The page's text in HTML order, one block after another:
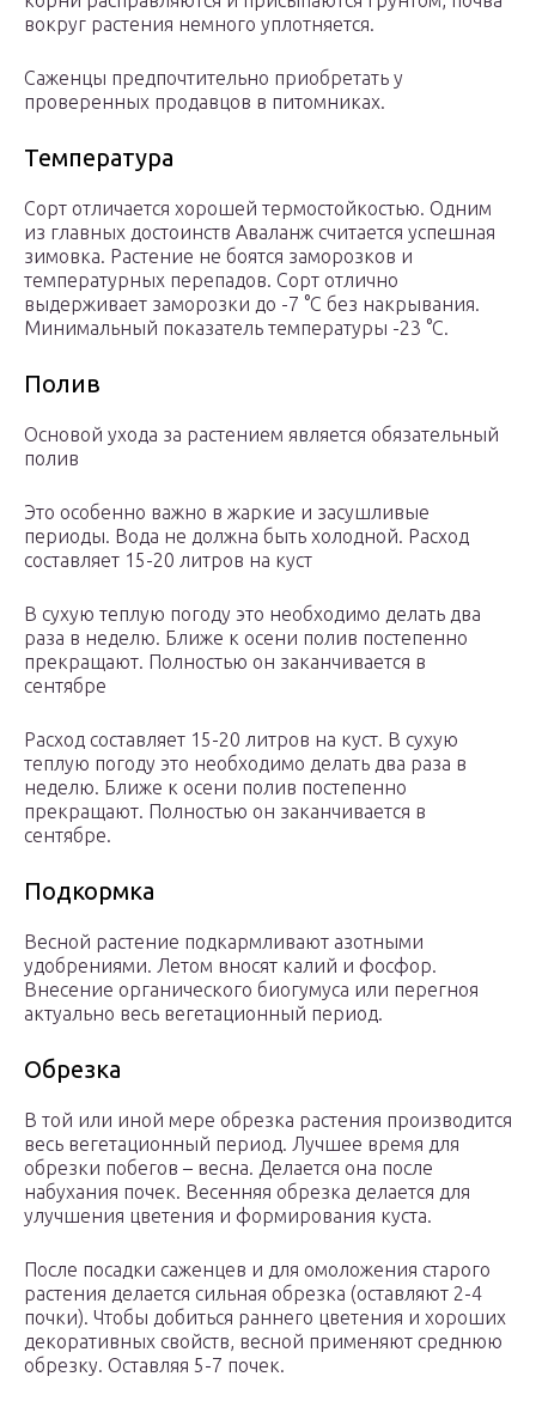
вокруг растения немного уплотняется.
Саженцы предпочтительно приобретать у
проверенных продавцов в питомниках.
Температура
Сорт отличается хорошей термостойкостью. Одним
из главных достоинств Аваланж считается успешная
зимовка. Растение не боятся заморозков и
температурных перепадов. Сорт отлично
выдерживает заморозки до -7 °C без накрывания.
Минимальный показатель температуры -23 °C.
Полив
Основой ухода за растением является обязательный
полив
Это особенно важно в жаркие и засушливые
периоды. Вода не должна быть холодной. Расход
составляет 15-20 литров на куст
В сухую теплую погоду это необходимо делать два
раза в неделю. Ближе к осени полив постепенно
прекращают. Полностью он заканчивается в
сентябре
Расход составляет 15-20 литров на куст. В сухую
теплую погоду это необходимо делать два раза в
неделю. Ближе к осени полив постепенно
прекращают. Полностью он заканчивается в
сентябре.
Подкормка
Весной растение подкармливают азотными
удобрениями. Летом вносят калий и фосфор.
Внесение органического биогумуса или перегноя
актуально весь вегетационный период.
Обрезка
В той или иной мере обрезка растения производится
весь вегетационный период. Лучшее время для
обрезки побегов – весна. Делается она после
набухания почек. Весенняя обрезка делается для
улучшения цветения и формирования куста.
После посадки саженцев и для омоложения старого
растения делается сильная обрезка (оставляют 2-4
почки). Чтобы добиться раннего цветения и хороших
декоративных свойств, весной применяют среднюю
обрезку. Оставляя 5-7 почек.